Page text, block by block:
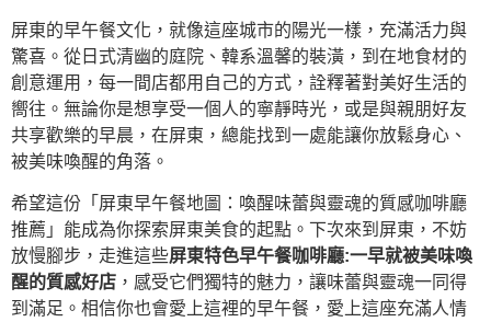
屏東的早午餐文化，就像這座城市的陽光一樣，充滿活力與
驚喜。從日式清幽的庭院、韓系溫馨的裝潢，到在地食材的
創意運用，每一間店都用自己的方式，詮釋著對美好生活的
嚮往。無論你是想享受一個人的寧靜時光，或是與親朋好友
共享歡樂的早晨，在屏東，總能找到一處能讓你放鬆身心、
被美味喚醒的角落。
希望這份「屏東早午餐地圖：喚醒味蕾與靈魂的質感咖啡廳
推薦」能成為你探索屏東美食的起點。下次來到屏東，不妨
放慢腳步，走進這些屏東特色早午餐咖啡廳:一早就被美味喚
醒的質感好店 ，感受它們獨特的魅力，讓味蕾與靈魂一同得
到滿足。相信你也會愛上這裡的早午餐，愛上這座充滿人情